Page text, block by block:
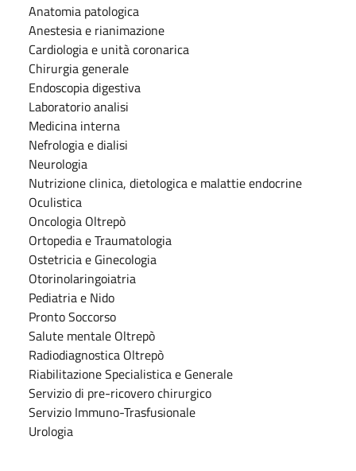
Anatomia patologica
Anestesia e rianimazione
Cardiologia e unità coronarica
Chirurgia generale
Endoscopia digestiva
Laboratorio analisi
Medicina interna
Nefrologia e dialisi
Neurologia
Nutrizione clinica, dietologica e malattie endocrine
Oculistica
Oncologia Oltrepò
Ortopedia e Traumatologia
Ostetricia e Ginecologia
Otorinolaringoiatria
Pediatria e Nido
Pronto Soccorso
Salute mentale Oltrepò
Radiodiagnostica Oltrepò
Riabilitazione Specialistica e Generale
Servizio di pre-ricovero chirurgico
Servizio Immuno-Trasfusionale
Urologia